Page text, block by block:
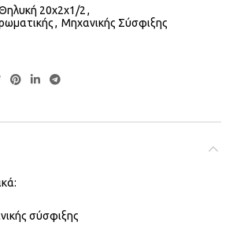
20x2x1/2,
, Μηχανικής Σύσφιξης
σύσφιξης